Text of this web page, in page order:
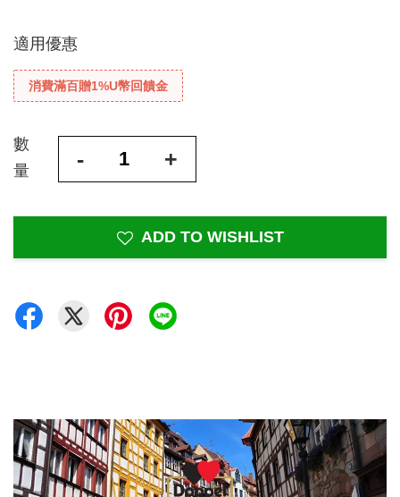
適用優惠
消費滿百贈1%U幣回饋金
數
量
- +
ADD TO WISHLIST